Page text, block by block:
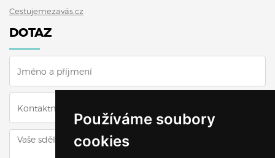
Používáme soubory
cookies
Cestujemezavás.cz
DOTAZ